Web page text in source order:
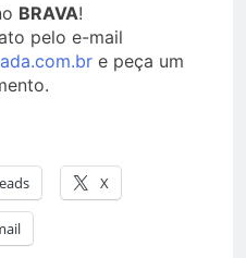
BRAVA!
pelo e-mail
e peça um
X